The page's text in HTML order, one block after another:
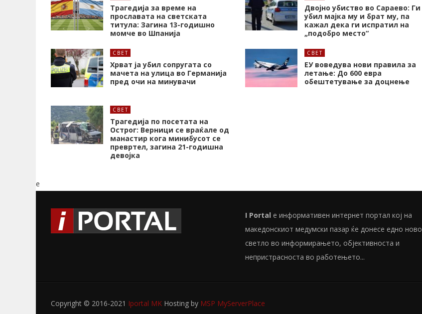
Трагедија за време на
прославата на светската
титула: Загина 13-годишно
момче во Шпанија
Двојно убиство во Сараево: Ги
убил мајка му и брат му, па
кажал дека ги испратил на
„подобро место“
СВЕТ
Хрват ја убил сопругата со
мачета на улица во Германија
пред очи на минувачи
СВЕТ
ЕУ воведува нови правила за
летање: До 600 евра
обештетување за доцнење
СВЕТ
Трагедија по посетата на
Острог: Верници се враќале од
манастир кога минибусот се
превртел, загина 21-годишна
девојка
e
I Portal е информативен интернет портал кој на
македонскиот медумски пазар ќе донесе едно ново
светло во информирањето, објективноста и
непристрасноста во работењето...
Copyright © 2016-2021 Iportal MK Hosting by MSP MyServerPlace